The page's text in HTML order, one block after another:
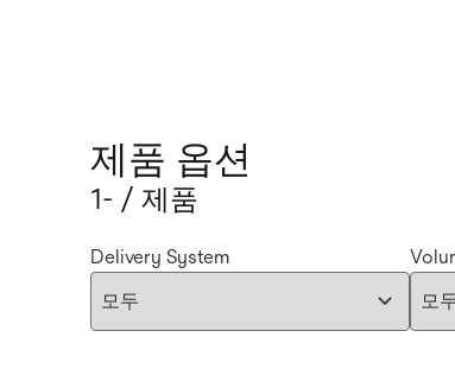
제품 옵션
1- / 제품
Delivery System